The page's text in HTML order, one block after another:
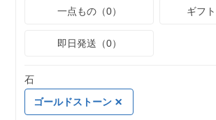
一点もの（0）
ギフ
即日発送（0）
石
ゴールドストーン